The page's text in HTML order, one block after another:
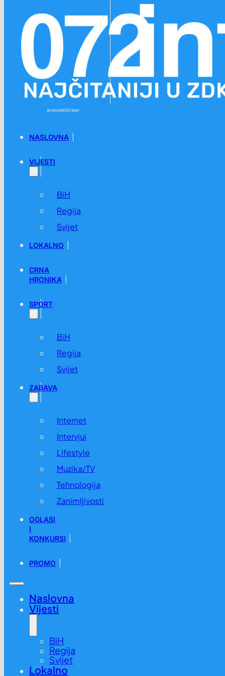
AndroidiOSViber
NASLOVNA
VIJESTI
BiH
Regija
Svijet
LOKALNO
CRNA
HRONIKA
SPORT
BiH
Regija
Svijet
ZABAVA
Internet
Intervjui
Lifestyle
Muzika/TV
Tehnologija
Zanimljivosti
OGLASI
I
KONKURSI
PROMO
Naslovna
Vijesti
BiH
Regija
Svijet
Lokalno